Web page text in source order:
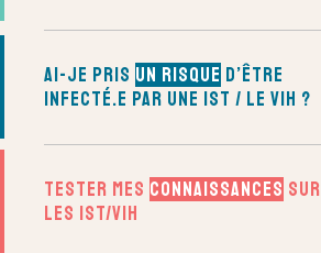
Ai-je pris un risque d’être
infecté.e par une IST / le VIH ?
Tester mes connaissances sur
les IST/VIH